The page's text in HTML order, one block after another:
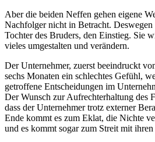
Aber die beiden Neffen gehen eigene
Nachfolger nicht in Betracht.
Tochter des Bruders, den Einstieg. Sie
vieles umgestalten und verändern.
Der Unternehmer, zuerst beeindruckt
sechs Monaten ein schlechtes Gefühl,
getroffene Entscheidungen im
Der Wunsch zur Aufrechterhaltung des
dass der Unternehmer trotz externer
Ende kommt es zum Eklat, die Nichte
und es kommt sogar zum Streit mit